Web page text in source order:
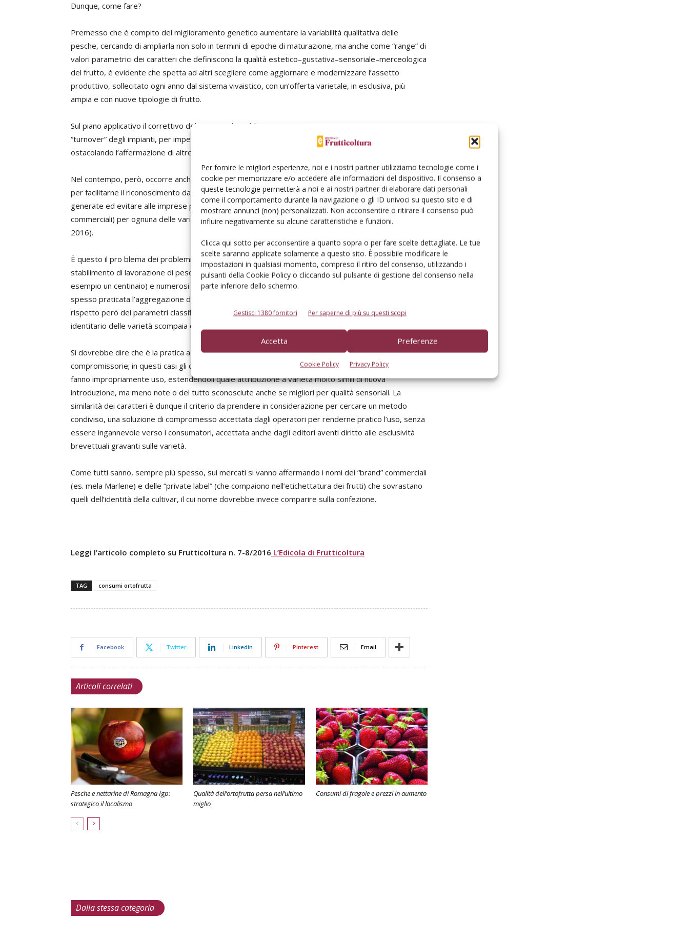
Per fornire le migliori esperienze, noi e i nostri partner utilizziamo tecnologie come i
cookie per memorizzare e/o accedere alle informazioni del dispositivo. Il consenso a
queste tecnologie permetterà a noi e ai nostri partner di elaborare dati personali
come il comportamento durante la navigazione o gli ID univoci su questo sito e di
mostrare annunci (non) personalizzati. Non acconsentire o ritirare il consenso può
influire negativamente su alcune caratteristiche e funzioni.
Clicca qui sotto per acconsentire a quanto sopra o per fare scelte dettagliate. Le tue
scelte saranno applicate solamente a questo sito. È possibile modificare le
impostazioni in qualsiasi momento, compreso il ritiro del consenso, utilizzando i
pulsanti della Cookie Policy o cliccando sul pulsante di gestione del consenso nella
parte inferiore dello schermo.
Gestisci 1380 fornitori Per saperne di più su questi scopi
Accetta Preferenze
Cookie Policy Privacy Policy
Dunque, come fare?
Premesso che è compito del miglioramento genetico aumentare la variabilità qualitativa delle
pesche, cercando di ampliarla non solo in termini di epoche di maturazione, ma anche come “range” di
valori parametrici dei caratteri che definiscono la qualità estetico–gustativa–sensoriale–merceologica
del frutto, è evidente che spetta ad altri scegliere come aggiornare e modernizzare l’assetto
produttivo, sollecitato ogni anno dal sistema vivaistico, con un’offerta varietale, in esclusiva, più
ampia e con nuove tipologie di frutto.
Sul piano applicativo il correttivo del sistema dovrebbe consistere in un tempestivo, programmato
“turnover” degli impianti, per impedire che varietà non più gradite continuino a riversarsi sui mercati,
ostacolando l’affermazione di altre più adatte e gradite dai consumatori.
Nel contempo, però, occorre anche adeguare il sistema delle nomenclature commerciali delle varietà,
per facilitarne il riconoscimento da parte degli acquirenti per lo più ignari del “breeding” che le ha
generate ed evitare alle imprese produttive di creare troppi segmenti qualitativi (e comunque
commerciali) per ognuna delle varietà entrate nella catena di lavorazione dei magazzini (Fideghelli,
2016).
È questo il pro blema dei problemi, perché, attualmente, nei migliori dei casi, ogni importante
stabilimento di lavorazione di pesche registra un novero di varietà coltivate piuttosto nutrito (per
esempio un centinaio) e numerosi sono anche i conferenti (per es. alcune centinaia); viene quindi
spesso praticata l’aggregazione delle classi commerciali, tipologiche di prodotto, di più varietà, nel
rispetto però dei parametri classificatori richiesti dalla normativa, con il concreto rischio che il nome
identitario delle varietà scompaia o venga sostituito da altro più noto.
Si dovrebbe dire che è la pratica a dettare le possibili soluzioni, che non possono essere che
compromissorie; in questi casi gli operatori vorrebbero utilizzare solo nomi di varietà note e taluni ne
fanno impropriamente uso, estendendoli quale attribuzione a varietà molto simili di nuova
introduzione, ma meno note o del tutto sconosciute anche se migliori per qualità sensoriali. La
similarità dei caratteri è dunque il criterio da prendere in considerazione per cercare un metodo
condiviso, una soluzione di compromesso accettata dagli operatori per renderne pratico l’uso, senza
essere ingannevole verso i consumatori, accettata anche dagli editori aventi diritto alle esclusività
brevettuali gravanti sulle varietà.
Come tutti sanno, sempre più spesso, sui mercati si vanno affermando i nomi dei “brand” commerciali
(es. mela Marlene) e delle “private label” (che compaiono nell’etichettatura dei frutti) che sovrastano
quelli dell’identità della cultivar, il cui nome dovrebbe invece comparire sulla confezione.
Leggi l’articolo completo su Frutticoltura n. 7-8/2016 L’Edicola di Frutticoltura
TAG consumi ortofrutta
Facebook Twitter Linkedin Pinterest Email
Articoli correlati
Pesche e nettarine di Romagna Igp:
strategico il localismo
Qualità dell’ortofrutta persa nell’ultimo
miglio
Consumi di fragole e prezzi in aumento
Dalla stessa categoria